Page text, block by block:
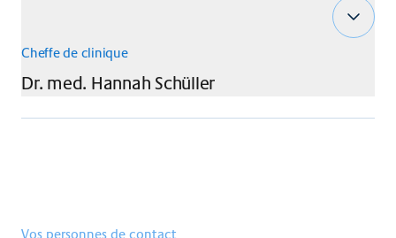
Cheffe de clinique
Dr. med. Hannah Schüller
Vos personnes de contact